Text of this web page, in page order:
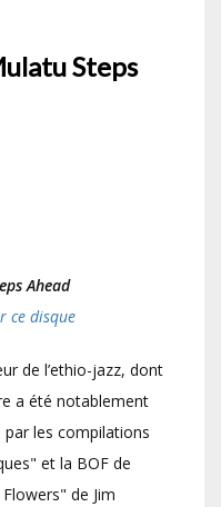
Steps
Ahead
ce disque
de l’ethio-jazz, dont
a été notablement
par les compilations
et la BOF de
de Jim